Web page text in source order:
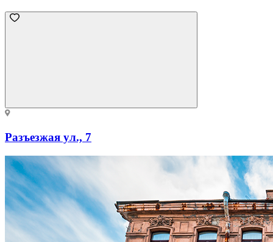
Разъезжая ул., 7